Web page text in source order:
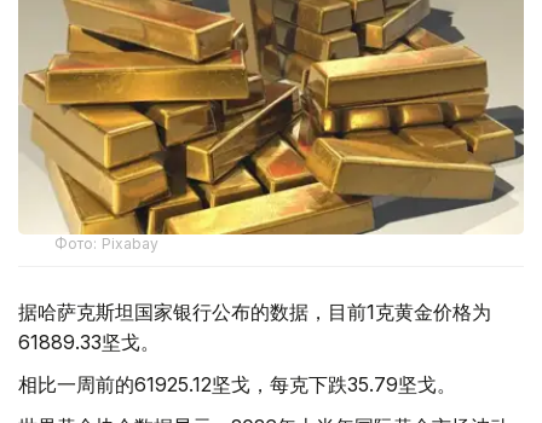
Фото: Pixabay
据哈萨克斯坦国家银行公布的数据，目前1克黄金价格为
61889.33坚戈。
相比一周前的61925.12坚戈，每克下跌35.79坚戈。